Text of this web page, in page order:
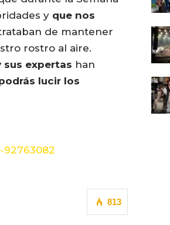
y que nos
de mantener
rostro al aire.
sus expertas han
lucir los
813